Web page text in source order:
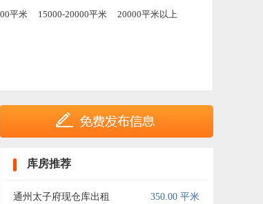
平米 15000-20000平米 20000平米以上
库房推荐
通州太子府现仓库出租
350.00 平米